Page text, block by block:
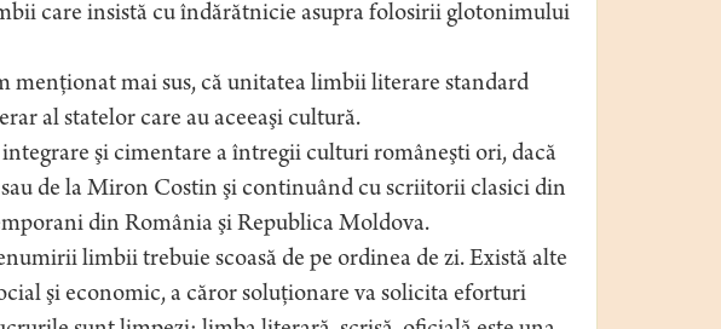
care insistă cu îndărătnicie asupra folosirii glotonimului
menţionat mai sus, că unitatea limbii literare standard
al statelor care au aceeaşi cultură.
şi cimentare a întregii culturi româneşti ori, dacă
de la Miron Costin şi continuând cu scriitorii clasici din
din România şi Republica Moldova.
limbii trebuie scoasă de pe ordinea de zi. Există alte
şi economic, a căror soluţionare va solicita eforturi